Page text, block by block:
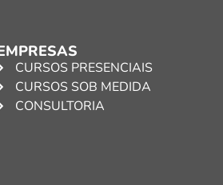
CURSOS PRESENCIAIS
CURSOS SOB MEDIDA
CONSULTORIA